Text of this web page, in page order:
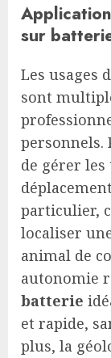
sur
Les usages
sont
personnels.
de gérer
particulier,
localiser
animal de
autonomie
batterie
et rapide,
plus, la